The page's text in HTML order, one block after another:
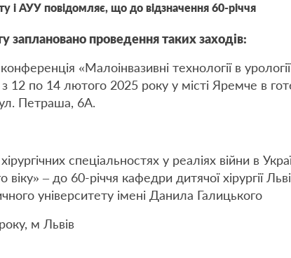
і АУУ повідомляє, що до відзначення 60-річчя
заплановано проведення таких заходів:
«Малоінвазивні технології в
12 по 14 лютого 2025 року у місті Яремче в
Петраша, 6А.
спеціальностях у реаліях війни в
віку» – до 60-річчя кафедри дитячої хірургії
університету імені Данила Галицького
м Львів